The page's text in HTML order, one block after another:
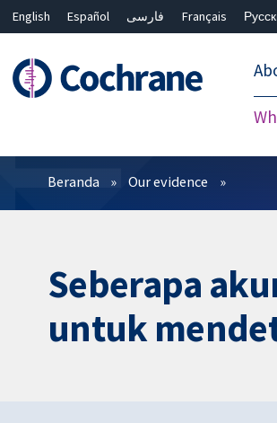
English Español فارسی Français
Filter
Beranda Our evidence
Seberapa
untuk